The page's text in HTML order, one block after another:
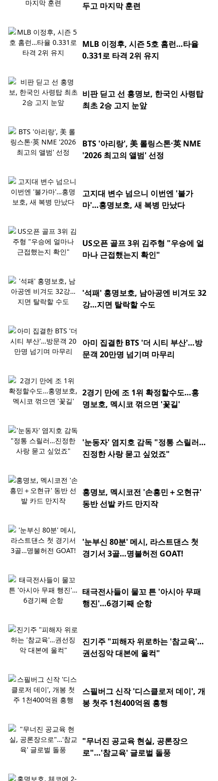
두고 마지막 훈련
MLB 이정후, 시즌 5호 홈런…타율
0.331로 타격 2위 유지
비판 딛고 선 홍명보, 한국인 사령탑
최초 2승 고지 눈앞
BTS '아리랑', 美 롤링스톤·英 NME
'2026 최고의 앨범' 선정
고지대 변수 넘으니 이번엔 '불가
마'…홍명보호, 새 복병 만났다
US오픈 골프 3위 김주형 "우승에 얼
마나 근접했는지 확인"
'석패' 홍명보호, 남아공엔 비겨도 32
강…지면 탈락할 수도
아미 집결한 BTS '더 시티 부산'…방
문객 20만명 넘기며 마무리
2경기 만에 조 1위 확정할수도…홍
명보호, 멕시코 꺾으면 '꽃길'
'눈동자' 염지호 감독 "정통 스릴러…
진정한 사랑 묻고 싶었죠"
홍명보, 멕시코전 '손흥민＋오현규'
동반 선발 카드 만지작
'눈부신 80분' 메시, 라스트댄스 첫
경기서 3골…명불허전 GOAT!
태극전사들이 물꼬 튼 '아시아 무패
행진'…6경기째 순항
진기주 "피해자 위로하는 '참교육'…
권선징악 대본에 울컥"
스필버그 신작 '디스클로저 데이', 개
봉 첫주 1천400억원 흥행
"무너진 공교육 현실, 공론장으
로"…'참교육' 글로벌 돌풍